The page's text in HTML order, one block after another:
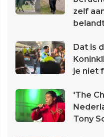
zelf
Dat is
je niet
'The
Tony